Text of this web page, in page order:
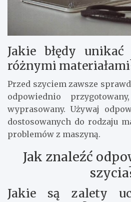
Jakie błędy
różnymi
Przed szyciem zawsze
odpowiednio
wyprasowany. Używaj
dostosowanych do rodzaju
problemów z maszyną.
Jak znaleźć
Jakie są zalety